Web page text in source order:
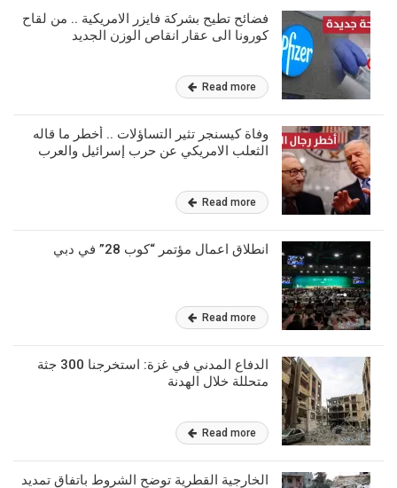
فضائح تطيح بشركة فايزر الامريكية .. من لقاح
كورونا الى عقار انقاص الوزن الجديد
Read more
وفاة كيسنجر تثير التساؤلات .. أخطر ما قاله
الثعلب الامريكي عن حرب إسرائيل والعرب
Read more
انطلاق اعمال مؤتمر “كوب 28” في دبي
Read more
الدفاع المدني في غزة: استخرجنا 300 جثة
متحللة خلال الهدنة
Read more
الخارجية القطرية توضح الشروط باتفاق تمديد